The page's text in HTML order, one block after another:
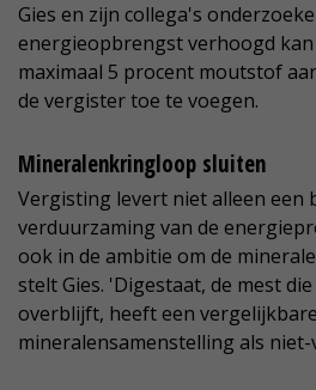
Gies en zijn collega's
energieopbrengst verhoogd
maximaal 5 procent moutstof
de vergister toe te voegen.
Mineralenkringloop sluiten
Vergisting levert niet alleen een
verduurzaming van de
ook in de ambitie om de
stelt Gies. 'Digestaat, de mest
overblijft, heeft een vergelijkbare
mineralensamenstelling als